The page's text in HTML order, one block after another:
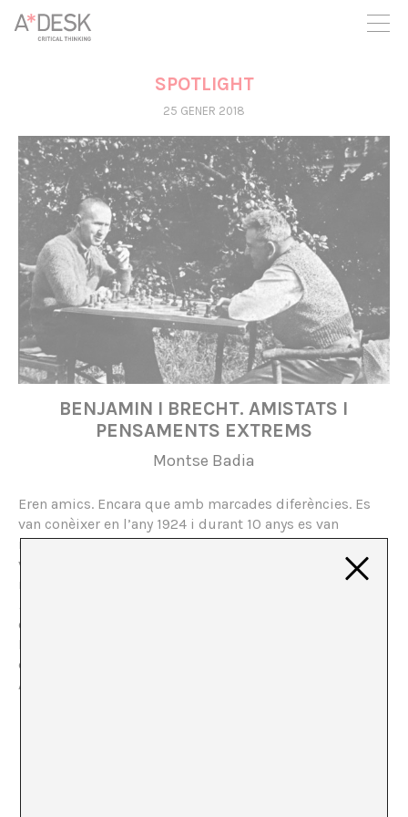
seguim necessitant-te per a poder seguir endavant. Ara pots
participar del projecte i recolzar-lo.
SPOTLIGHT
25 GENER 2018
BENJAMIN I BRECHT. AMISTATS I
PENSAMENTS EXTREMS
Montse Badia
Eren amics. Encara que amb marcades diferències. Es
van conèixer en l’any 1924 i durant 10 anys es van
retrobar, van jugar a escacs i van compartir projectes,
vacances i exilis. No podien ser més diferents i, al
mateix temps, copartícips de múltiples afinitats.
exposició fruit d’un busseig exhaustiu en els arxius de
Brecht i Benjamin, dipositats a l’Akademie der Künste,
que inclou comentaris de coetanis, com Teodor W.
Adorno, Ernst Bloch, Ruth Berlau o Hannah Arendt.